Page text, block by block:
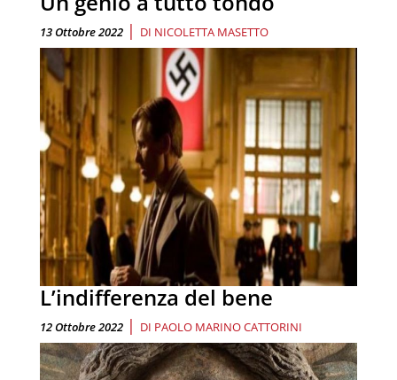
13 Ottobre 2022 | DI NICOLETTA MASETTO
L’indifferenza del bene
12 Ottobre 2022 | DI PAOLO MARINO CATTORINI